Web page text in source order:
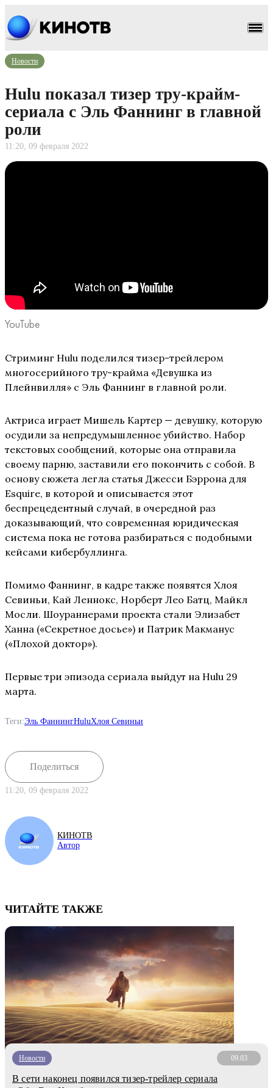
Новости
Hulu показал тизер тру-крайм-
сериала с Эль Фаннинг в главной
роли
11:20, 09 февраля 2022
YouTube
Стриминг Hulu поделился тизер-трейлером
многосерийного тру-крайма «Девушка из
Плейнвилля» с Эль Фаннинг в главной роли.
Актриса играет Мишель Картер — девушку, которую
осудили за непредумышленное убийство. Набор
текстовых сообщений, которые она отправила
своему парню, заставили его покончить с собой. В
основу сюжета легла статья Джесси Бэррона для
Esquire, в которой и описывается этот
беспрецедентный случай, в очередной раз
доказывающий, что современная юридическая
система пока не готова разбираться с подобными
кейсами кибербуллинга.
Помимо Фаннинг, в кадре также появятся Хлоя
Севиньи, Кай Леннокс, Норберт Лео Батц, Майкл
Мосли. Шоураннерами проекта стали Элизабет
Ханна («Секретное досье») и Патрик Макманус
(«Плохой доктор»).
Первые три эпизода сериала выйдут на Hulu 29
марта.
Теги:Эль ФаннингHuluХлоя Севиньи
Поделиться
11:20, 09 февраля 2022
КИНОТВ
Автор
ЧИТАЙТЕ ТАКЖЕ
Новости 09.03
В сети наконец появился тизер-трейлер сериала